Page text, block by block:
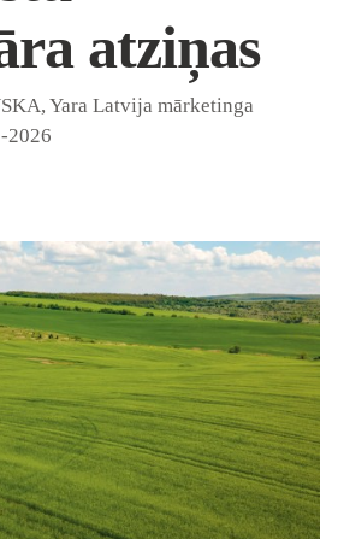
atziņas
Yara Latvija mārketinga
2026